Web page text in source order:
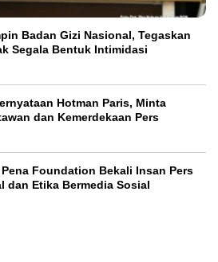
Badan Gizi Nasional, Tegaskan
Segala Bentuk Intimidasi
Hotman Paris, Minta
dan Kemerdekaan Pers
Pena Foundation Bekali Insan Pers
dan Etika Bermedia Sosial